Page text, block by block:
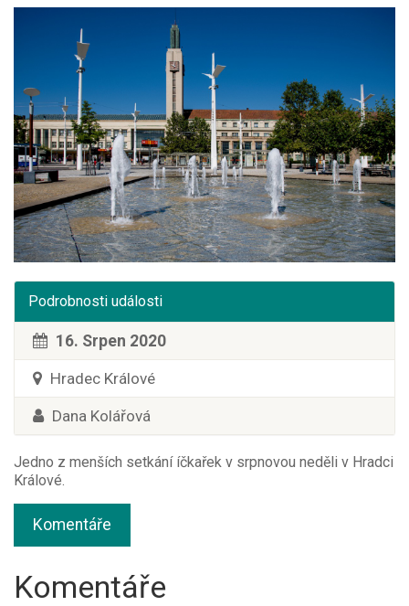
Podrobnosti události
16. Srpen 2020
Hradec Králové
Dana Kolářová
Jedno z menších setkání íčkařek v srpnovou neděli v Hradci
Králové.
Komentáře
Komentáře